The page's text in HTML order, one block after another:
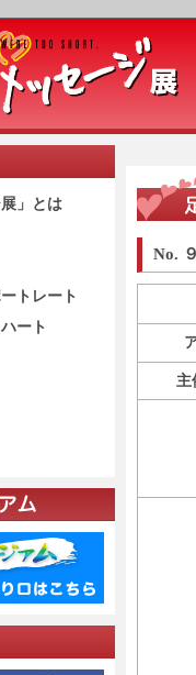
No.
主
」とは
トレート
ート